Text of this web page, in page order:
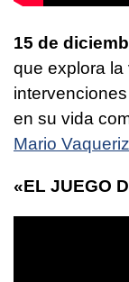
15 de
que explora la
en su vida
Mario
«EL JUEGO